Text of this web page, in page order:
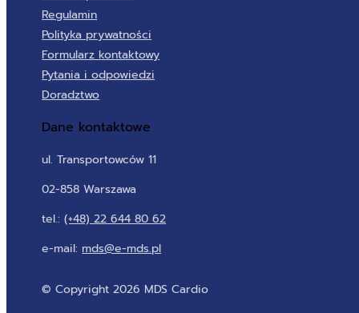
Regulamin
Polityka prywatności
Formularz kontaktowy
Pytania i odpowiedzi
Doradztwo
Dane kontaktowe
ul. Transportowców 11
02-858 Warszawa
tel.:(+48) 22 644 80 62
e-mail: mds@e-mds.pl
© Copyright 2026 MDS Cardio